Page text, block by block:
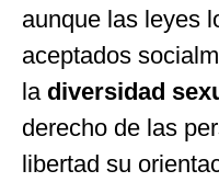
aunque las leyes
aceptados
la diversidad
derecho de las
libertad su